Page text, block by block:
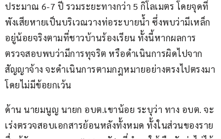
ประมาณ 6-7 ปี รวมระยะทางกว่า 5 กิโลเมตร โดยจุดที่
พังเสียหายเป็นบริเวณวางท่อระบายน้ำ ซึ่งพบว่ามีเหล็ก
อยู่น้อยจริงตามที่ชาวบ้านร้องเรียน ทั้งนี้หากผลการ
ตรวจสอบพบว่ามีการทุจริต หรือดำเนินการผิดไปจาก
สัญญาจ้าง จะดำเนินการตามกฎหมายอย่างตรงไปตรงมา
โดยไม่มีข้อยกเว้น
ด้าน นายมนูญ นายก อบต.เขาน้อย ระบุว่า ทาง อบต. จะ
เร่งตรวจสอบเอกสารย้อนหลังทั้งหมด ทั้งในส่วนของราย